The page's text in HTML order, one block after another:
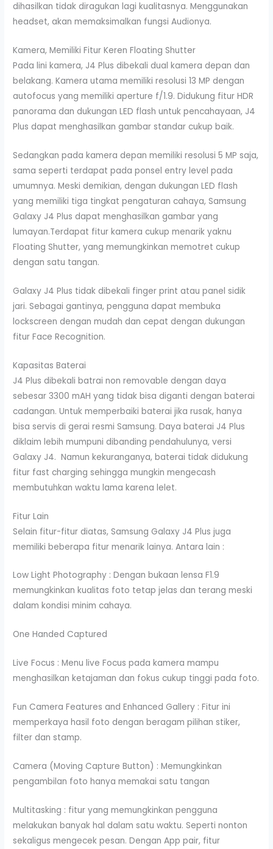
dihasilkan tidak diragukan lagi kualitasnya. Menggunakan
headset, akan memaksimalkan fungsi Audionya.
Kamera, Memiliki Fitur Keren Floating Shutter
Pada lini kamera, J4 Plus dibekali dual kamera depan dan
belakang. Kamera utama memiliki resolusi 13 MP dengan
autofocus yang memiliki aperture f/1.9. Didukung fitur HDR
panorama dan dukungan LED flash untuk pencahayaan, J4
Plus dapat menghasilkan gambar standar cukup baik.
Sedangkan pada kamera depan memiliki resolusi 5 MP saja,
sama seperti terdapat pada ponsel entry level pada
umumnya. Meski demikian, dengan dukungan LED flash
yang memiliki tiga tingkat pengaturan cahaya, Samsung
Galaxy J4 Plus dapat menghasilkan gambar yang
lumayan.Terdapat fitur kamera cukup menarik yaknu
Floating Shutter, yang memungkinkan memotret cukup
dengan satu tangan.
Galaxy J4 Plus tidak dibekali finger print atau panel sidik
jari. Sebagai gantinya, pengguna dapat membuka
lockscreen dengan mudah dan cepat dengan dukungan
fitur Face Recognition.
Kapasitas Baterai
J4 Plus dibekali batrai non removable dengan daya
sebesar 3300 mAH yang tidak bisa diganti dengan baterai
cadangan. Untuk memperbaiki baterai jika rusak, hanya
bisa servis di gerai resmi Samsung. Daya baterai J4 Plus
diklaim lebih mumpuni dibanding pendahulunya, versi
Galaxy J4. Namun kekuranganya, baterai tidak didukung
fitur fast charging sehingga mungkin mengecash
membutuhkan waktu lama karena lelet.
Fitur Lain
Selain fitur-fitur diatas, Samsung Galaxy J4 Plus juga
memiliki beberapa fitur menarik lainya. Antara lain :
Low Light Photography : Dengan bukaan lensa F1.9
memungkinkan kualitas foto tetap jelas dan terang meski
dalam kondisi minim cahaya.
One Handed Captured
Live Focus : Menu live Focus pada kamera mampu
menghasilkan ketajaman dan fokus cukup tinggi pada foto.
Fun Camera Features and Enhanced Gallery : Fitur ini
memperkaya hasil foto dengan beragam pilihan stiker,
filter dan stamp.
Camera (Moving Capture Button) : Memungkinkan
pengambilan foto hanya memakai satu tangan
Multitasking : fitur yang memungkinkan pengguna
melakukan banyak hal dalam satu waktu. Seperti nonton
sekaligus mengecek pesan. Dengan App pair, fitur